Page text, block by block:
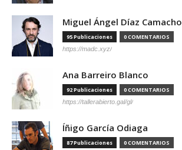
Miguel Ángel Díaz Camacho
95 Publicaciones 0 COMENTARIOS
https://madc.xyz/
Ana Barreiro Blanco
92 Publicaciones 0 COMENTARIOS
https://tallerabierto.gal/gl/
Íñigo García Odiaga
87 Publicaciones 0 COMENTARIOS